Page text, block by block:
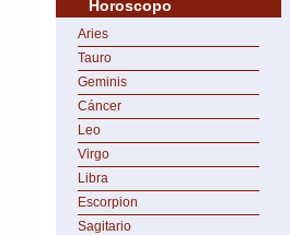
Horoscopo
Aries
Tauro
Geminis
Cáncer
Leo
Virgo
Libra
Escorpion
Sagitario